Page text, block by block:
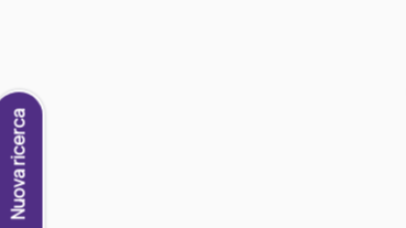
Nuova ricerca